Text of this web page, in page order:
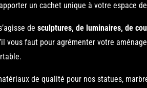
un cachet unique à votre espace
desculptures, de luminaires, de
vous faut pour agrémenter votre
de qualité pour nos statues,